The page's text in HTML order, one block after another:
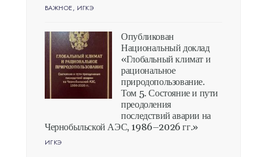
ВАЖНОЕ, ИГКЭ
Опубликован
Национальный доклад
«Глобальный климат и
рациональное
природопользование.
Том 5. Состояние и пути
преодоления
последствий аварии на
Чернобыльской АЭС, 1986–2026 гг.»
ИГКЭ